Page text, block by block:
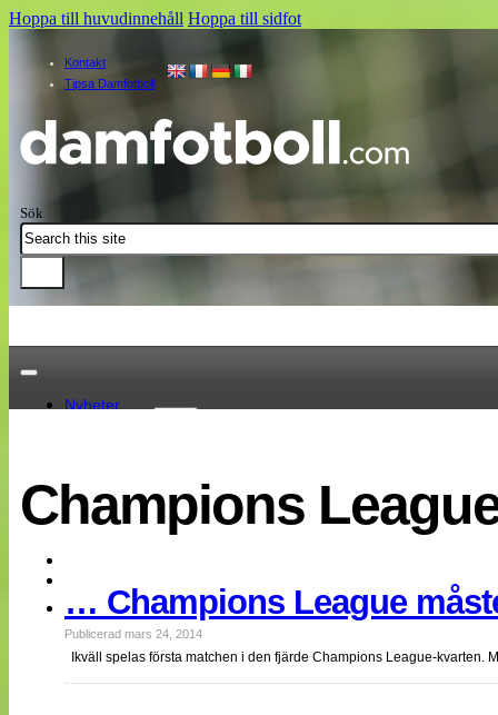
Hoppa till huvudinnehåll Hoppa till sidfot
Kontakt
Tipsa Damfotboll
Sök
Nyheter
EM 2013
Internationellt
Bloggar
Lagen
Webb-TV
Cuper
Champions
… Champions League
Publicerad mars 24, 2014
Ikväll spelas första matchen i den fjärde Champions League-kvarten.